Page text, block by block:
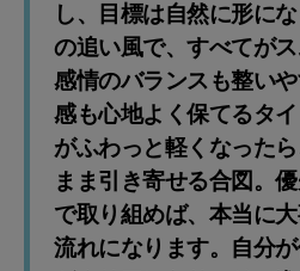
し、目標は自然に形に
の追い風で、すべてが
感情のバランスも整い
感も心地よく保てるタ
がふわっと軽くなった
まま引き寄せる合図。
で取り組めば、本当に
流れになります。自分